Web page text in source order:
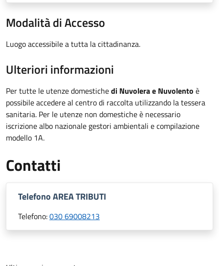
Modalità di Accesso
Luogo accessibile a tutta la cittadinanza.
Ulteriori informazioni
Per tutte le utenze domestichedi Nuvolera e Nuvolento è
possibile accedere al centro di raccolta utilizzando la tessera
sanitaria. Per le utenze non domestiche è necessario
iscrizione albo nazionale gestori ambientali e compilazione
modello 1A.
Contatti
Telefono AREA TRIBUTI
Telefono:030 69008213